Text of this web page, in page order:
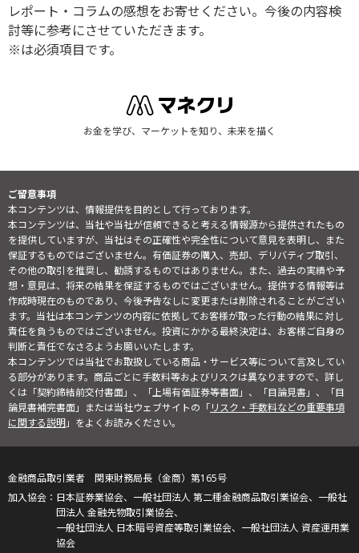
レポート・コラムの感想をお寄せください。今後の内容検
討等に参考にさせていただきます。
※は必須項目です。
お金を学び、マーケットを知り、未来を描く
ご留意事項
本コンテンツは、情報提供を目的として行っております。
本コンテンツは、当社や当社が信頼できると考える情報源から提供されたもの
を提供していますが、当社はその正確性や完全性について意見を表明し、また
保証するものではございません。有価証券の購入、売却、デリバティブ取引、
その他の取引を推奨し、勧誘するものではありません。また、過去の実績や予
想・意見は、将来の結果を保証するものではございません。提供する情報等は
作成時現在のものであり、今後予告なしに変更または削除されることがござい
ます。当社は本コンテンツの内容に依拠してお客様が取った行動の結果に対し
責任を負うものではございません。投資にかかる最終決定は、お客様ご自身の
判断と責任でなさるようお願いいたします。
本コンテンツでは当社でお取扱している商品・サービス等について言及してい
る部分があります。商品ごとに手数料等およびリスクは異なりますので、詳し
くは「契約締結前交付書面」、「上場有価証券等書面」、「目論見書」、「目
論見書補完書面」または当社ウェブサイトの「リスク・手数料などの重要事項
に関する説明」をよくお読みください。
金融商品取引業者 関東財務局長（金商）第165号
日本証券業協会、一般社団法人 第二種金融商品取引業協会、一般社
団法人 金融先物取引業協会、
一般社団法人 日本暗号資産等取引業協会、一般社団法人 資産運用業
協会